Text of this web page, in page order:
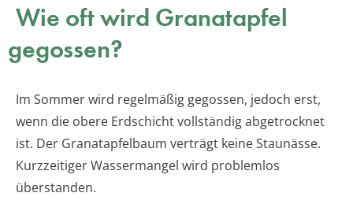
Wie oft wird Granatapfel
gegossen?
Im Sommer wird regelmäßig gegossen, jedoch erst,
wenn die obere Erdschicht vollständig abgetrocknet
ist. Der Granatapfelbaum verträgt keine Staunässe.
Kurzzeitiger Wassermangel wird problemlos
überstanden.